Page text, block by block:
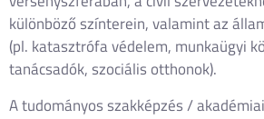
különböző színterein, valamint az
(pl. katasztrófa védelem, munkaügyi
tanácsadók, szociális otthonok).
A tudományos szakképzés /